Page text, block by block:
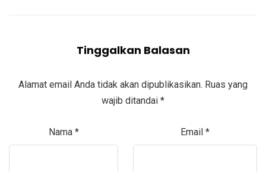
Tinggalkan Balasan
Alamat email Anda tidak akan dipublikasikan. Ruas yang
wajib ditandai *
Nama * Email *